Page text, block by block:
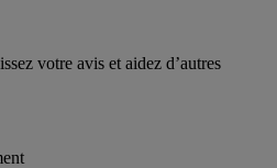
votre avis et aidez d’autres